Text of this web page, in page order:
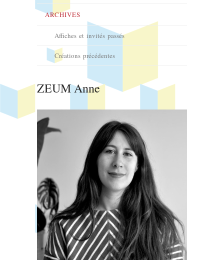
ARCHIVES
Affiches et invités passés
Créations précédentes
ZEUM Anne